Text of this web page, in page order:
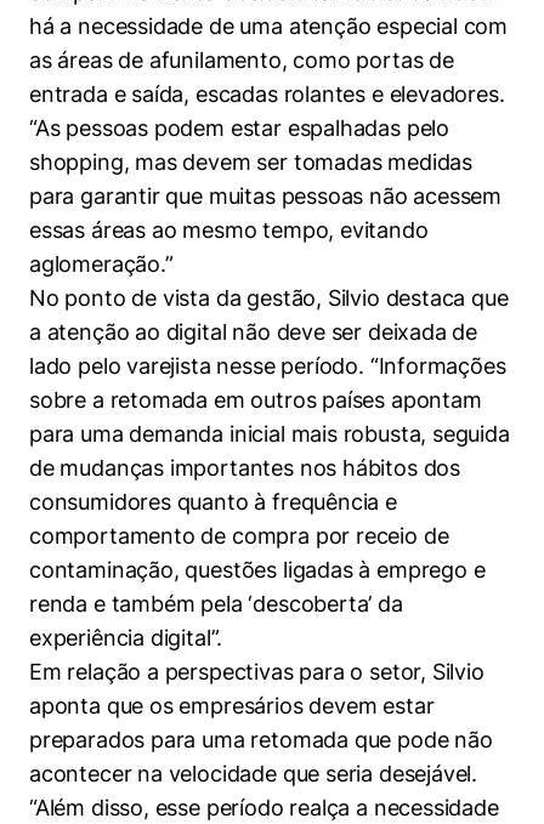
há a necessidade de uma atenção especial com
as áreas de afunilamento, como portas de
entrada e saída, escadas rolantes e elevadores.
“As pessoas podem estar espalhadas pelo
shopping, mas devem ser tomadas medidas
para garantir que muitas pessoas não acessem
essas áreas ao mesmo tempo, evitando
aglomeração.”
No ponto de vista da gestão, Silvio destaca que
a atenção ao digital não deve ser deixada de
lado pelo varejista nesse período. “Informações
sobre a retomada em outros países apontam
para uma demanda inicial mais robusta, seguida
de mudanças importantes nos hábitos dos
consumidores quanto à frequência e
comportamento de compra por receio de
contaminação, questões ligadas à emprego e
renda e também pela ‘descoberta’ da
experiência digital”.
Em relação a perspectivas para o setor, Silvio
aponta que os empresários devem estar
preparados para uma retomada que pode não
acontecer na velocidade que seria desejável.
“Além disso, esse período realça a necessidade
Cookies de preferências de usuário